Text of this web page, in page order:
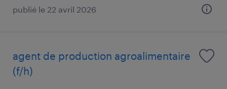
publié le 22 avril 2026
agent de production agroalimentaire
(f/h)